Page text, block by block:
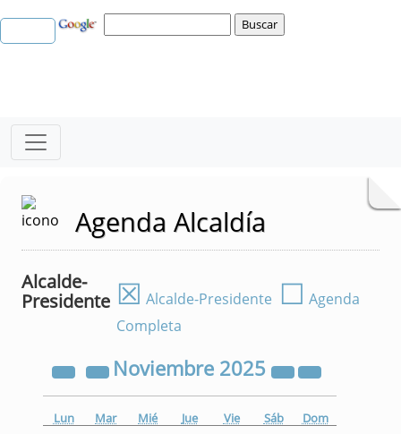
Agenda Alcaldía
Alcalde-
Presidente ☒ Alcalde-Presidente ☐ Agenda
Completa
Noviembre 2025
Lun Mar Mié Jue Vie Sáb Dom